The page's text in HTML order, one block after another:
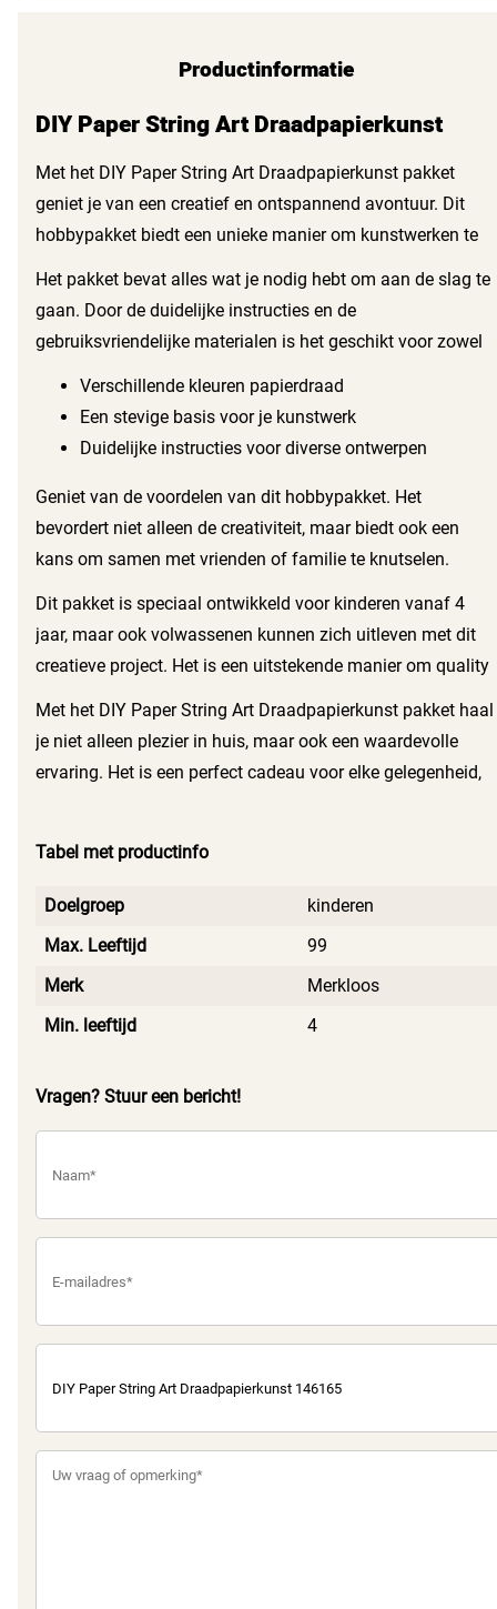
Productinformatie
DIY Paper String Art Draadpapierkunst
Met het DIY Paper String Art Draadpapierkunst pakket
geniet je van een creatief en ontspannend avontuur. Dit
hobbypakket biedt een unieke manier om kunstwerken te
handvaardigheid bevordert.
Het pakket bevat alles wat je nodig hebt om aan de slag te
gaan. Door de duidelijke instructies en de
gebruiksvriendelijke materialen is het geschikt voor zowel
Verschillende kleuren papierdraad
Een stevige basis voor je kunstwerk
Duidelijke instructies voor diverse ontwerpen
Geniet van de voordelen van dit hobbypakket. Het
bevordert niet alleen de creativiteit, maar biedt ook een
kans om samen met vrienden of familie te knutselen.
Dit pakket is speciaal ontwikkeld voor kinderen vanaf 4
jaar, maar ook volwassenen kunnen zich uitleven met dit
creatieve project. Het is een uitstekende manier om quality
Met het DIY Paper String Art Draadpapierkunst pakket haal
je niet alleen plezier in huis, maar ook een waardevolle
ervaring. Het is een perfect cadeau voor elke gelegenheid,
kunt maken met dit veelzijdige knutselpakket.
Tabel met productinfo
Doelgroep
kinderen
Max. Leeftijd
99
Merk
Merkloos
Min. leeftijd
4
Vragen? Stuur een bericht!